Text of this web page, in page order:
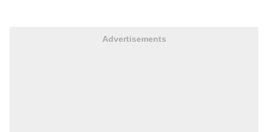
Advertisements